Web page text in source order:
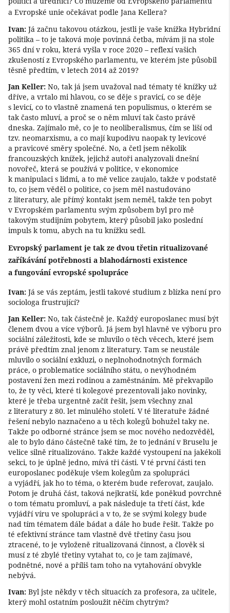
a Evropské unie očekávat podle Jana Kellera?
Ivan: Já začnu takovou otázkou, jestli je vaše knížka Hybridní
politika – to je taková moje povinná četba, mívám ji na stole
365 dní v roku, která vyšla v roce 2020 – reflexí vašich
zkušeností z Evropského parlamentu, ve kterém jste působil
těsně předtím, v letech 2014 až 2019?
Jan Keller: No, tak já jsem uvažoval nad tématy té knížky už
dříve, a vrtalo mi hlavou, co se děje s pravicí, co se děje
s levicí, co to vlastně znamená ten populismus, o kterém se
tak často mluví, a proč se o něm mluví tak často právě
dneska. Zajímalo mě, co je to neoliberalismus, čím se liší od
tzv. neomarxismu, a co mají kupodivu naopak ty levicové
a pravicové směry společné. No, a četl jsem několik
francouzských knížek, jejichž autoři analyzovali dnešní
novořeč, která se používá v politice, v ekonomice
k manipulaci s lidmi, a to mě velice zaujalo, takže v podstatě
to, co jsem věděl o politice, co jsem měl nastudováno
z literatury, ale přímý kontakt jsem neměl, takže ten pobyt
v Evropském parlamentu svým způsobem byl pro mě
takovým studijním pobytem, který působil jako poslední
impuls k tomu, abych na tu knížku sedl.
Evropský parlament je tak ze dvou třetin ritualizované
zaříkávání potřebnosti a blahodárnosti existence
a fungování evropské spolupráce
Ivan: Já se vás zeptám, jestli takové studium z blízka není pro
sociologa frustrující?
Jan Keller: No, tak částečně je. Každý europoslanec musí být
členem dvou a více výborů. Já jsem byl hlavně ve výboru pro
sociální záležitosti, kde se mluvilo o těch věcech, které jsem
právě předtím znal jenom z literatury. Tam se neustále
mluvilo o sociální exkluzi, o neplnohodnotných formách
práce, o problematice sociálního státu, o nevýhodném
postavení žen mezi rodinou a zaměstnáním. Mě překvapilo
to, že ty věci, které ti kolegové prezentovali jako novinky,
které je třeba urgentně začít řešit, jsem všechny znal
z literatury z 80. let minulého století. V té literatuře žádné
řešení nebylo naznačeno a u těch kolegů bohužel taky ne.
Takže po odborné stránce jsem se moc nového nedozvěděl,
ale to bylo dáno částečně také tím, že to jednání v Bruselu je
velice silně ritualizováno. Takže každé vystoupení na jakékoli
sekci, to je úplně jedno, mívá tři části. V té první části ten
europoslanec poděkuje všem kolegům za spolupráci
a vyjádří, jak ho to téma, o kterém bude referovat, zaujalo.
Potom je druhá část, taková nejkratší, kde poněkud povrchně
o tom tématu promluví, a pak následuje ta třetí část, kde
vyjádří víru ve spolupráci a v to, že se svými kolegy bude
nad tím tématem dále bádat a dále ho bude řešit. Takže po
té efektivní stránce tam vlastně dvě třetiny času jsou
ztracené, to je vyloženě ritualizovaná činnost, a člověk si
musí z té zbylé třetiny vytahat to, co je tam zajímavé,
podnětné, nové a příliš tam toho na vytahování obvykle
nebývá.
Ivan: Byl jste někdy v těch situacích za profesora, za učitele,
který mohl ostatním posloužit něčím chytrým?